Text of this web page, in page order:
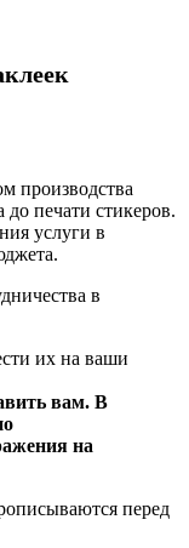
производства
до печати стикеров.
услуги в
в
их на ваши
вам. В
на
перед